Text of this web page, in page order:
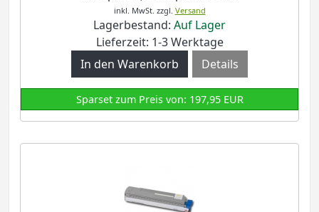
inkl. MwSt. zzgl. Versand
Lagerbestand: Auf Lager
Lieferzeit: 1-3 Werktage
Details
Sparset zum Preis von: 197,95 EUR